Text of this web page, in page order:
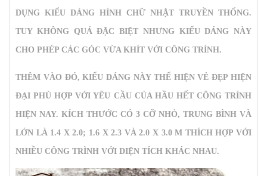
DỤNG KIỂU DÁNG HÌNH CHỮ NHẬT TRUYỀN THỐNG.
TUY KHÔNG QUÁ ĐẶC BIỆT NHƯNG KIỂU DÁNG NÀY
CHO PHÉP CÁC GÓC VỪA KHÍT VỚI CÔNG TRÌNH.
THÊM VÀO ĐÓ, KIỂU DÁNG NÀY THỂ HIỆN VẺ ĐẸP HIỆN
ĐẠI PHÙ HỢP VỚI YÊU CẦU CỦA HẦU HẾT CÔNG TRÌNH
HIỆN NAY. KÍCH THƯỚC CÓ 3 CỠ NHỎ, TRUNG BÌNH VÀ
LỚN LÀ 1.4 X 2.0; 1.6 X 2.3 VÀ 2.0 X 3.0 M THÍCH HỢP VỚI
NHIỀU CÔNG TRÌNH VỚI DIỆN TÍCH KHÁC NHAU.